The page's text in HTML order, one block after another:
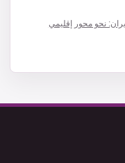
نحو محور إقليمي